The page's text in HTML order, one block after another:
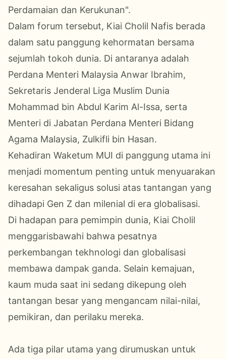
Perdamaian dan Kerukunan".
Dalam forum tersebut, Kiai Cholil Nafis berada
dalam satu panggung kehormatan bersama
sejumlah tokoh dunia. Di antaranya adalah
Perdana Menteri Malaysia Anwar Ibrahim,
Sekretaris Jenderal Liga Muslim Dunia
Mohammad bin Abdul Karim Al-Issa, serta
Menteri di Jabatan Perdana Menteri Bidang
Agama Malaysia, Zulkifli bin Hasan.
Kehadiran Waketum MUI di panggung utama ini
menjadi momentum penting untuk menyuarakan
keresahan sekaligus solusi atas tantangan yang
dihadapi Gen Z dan milenial di era globalisasi.
Di hadapan para pemimpin dunia, Kiai Cholil
menggarisbawahi bahwa pesatnya
perkembangan tekhnologi dan globalisasi
membawa dampak ganda. Selain kemajuan,
kaum muda saat ini sedang dikepung oleh
tantangan besar yang mengancam nilai-nilai,
pemikiran, dan perilaku mereka.
Ada tiga pilar utama yang dirumuskan untuk